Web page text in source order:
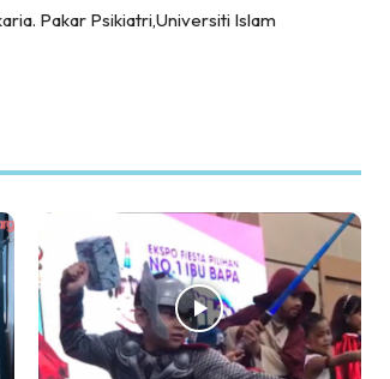
Pakar Psikiatri,Universiti Islam